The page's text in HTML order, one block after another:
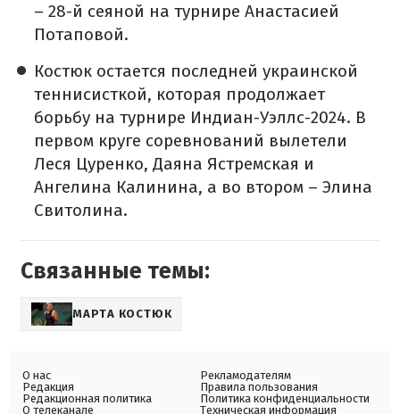
– 28-й сеяной на турнире Анастасией
Потаповой.
Костюк остается последней украинской
теннисисткой, которая продолжает
борьбу на турнире Индиан-Уэллс-2024. В
первом круге соревнований вылетели
Леся Цуренко, Даяна Ястремская и
Ангелина Калинина, а во втором – Элина
Свитолина.
Связанные темы:
МАРТА КОСТЮК
О нас
Редакция
Редакционная политика
О телеканале
Рекламодателям
Правила пользования
Политика конфиденциальности
Техническая информация